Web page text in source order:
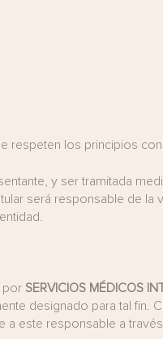
respeten los principios
y ser tramitada
será responsable de
por SERVICIOS MÉDICOS
designado para tal fin.
este responsable a